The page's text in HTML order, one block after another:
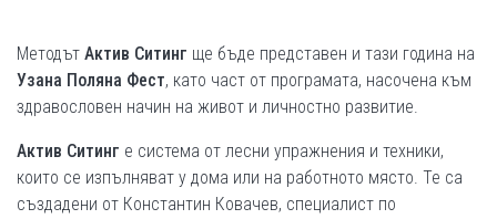
Методът Актив Ситинг ще бъде представен и тази година на
Узана Поляна Фест, като част от програмата, насочена към
здравословен начин на живот и личностно развитие.
Актив Ситинг е система от лесни упражнения и техники,
които се изпълняват у дома или на работното място. Те са
създадени от Константин Ковачев, специалист по